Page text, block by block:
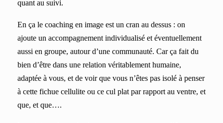
quant au suivi.
En ça le coaching en image est un cran au dessus : on
ajoute un accompagnement individualisé et éventuellement
aussi en groupe, autour d’une communauté. Car ça fait du
bien d’être dans une relation véritablement humaine,
adaptée à vous, et de voir que vous n’êtes pas isolé à penser
à cette fichue cellulite ou ce cul plat par rapport au ventre, et
que, et que….